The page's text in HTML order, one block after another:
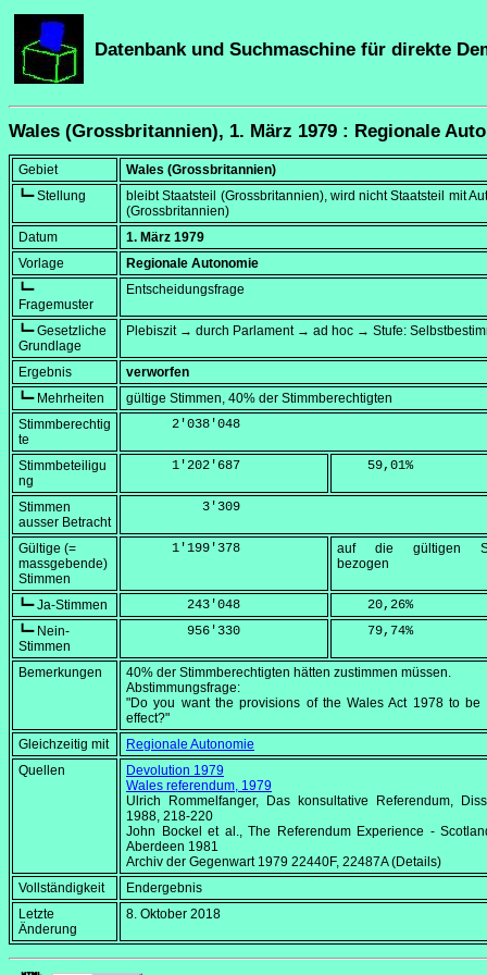
Datenbank und Suchmaschine für direkte
Wales (Grossbritannien), 1. März 1979 : Regionale
Gebiet
Wales (Grossbritannien)
┗━ Stellung
bleibt Staatsteil (Grossbritannien), wird nicht Staatsteil mit
(Grossbritannien)
Datum
1. März 1979
Vorlage
Regionale Autonomie
┗━
Fragemuster
Entscheidungsfrage
┗━ Gesetzliche
Grundlage
Plebiszit → durch Parlament → ad hoc → Stufe:
Ergebnis
verworfen
┗━ Mehrheiten
gültige Stimmen, 40% der Stimmberechtigten
Stimmberechtig
te
      2'038'048
Stimmbeteiligu
ng
      1'202'687
    59,01
%
Stimmen
ausser Betracht
          3'309
Gültige (=
massgebende)
Stimmen
      1'199'378
auf die gültigen
bezogen
┗━ Ja-Stimmen
        243'048
    20,26
%
┗━ Nein-
Stimmen
        956'330
    79,74
%
Bemerkungen
40% der Stimmberechtigten hätten zustimmen müssen.
Abstimmungsfrage:
"Do you want the provisions of the Wales Act 1978 to be
effect?"
Gleichzeitig mit
Regionale Autonomie
Quellen
Devolution 1979
Wales referendum, 1979
Ulrich Rommelfanger, Das konsultative Referendum,
1988, 218-220
John Bockel et al.,The Referendum Experience -
Aberdeen 1981
Archiv der Gegenwart 1979 22440F, 22487A (Details)
Vollständigkeit
Endergebnis
Letzte
Änderung
8. Oktober 2018